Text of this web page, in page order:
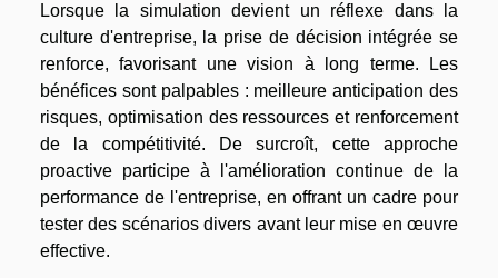
Lorsque la simulation devient un réflexe dans la
culture d'entreprise, la prise de décision intégrée se
renforce, favorisant une vision à long terme. Les
bénéfices sont palpables : meilleure anticipation des
risques, optimisation des ressources et renforcement
de la compétitivité. De surcroît, cette approche
proactive participe à l'amélioration continue de la
performance de l'entreprise, en offrant un cadre pour
tester des scénarios divers avant leur mise en œuvre
effective.